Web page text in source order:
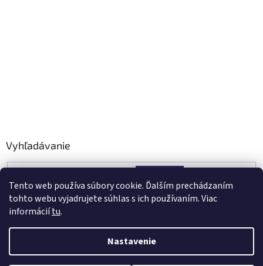
Tento web používa súbory cookie. Ďalším prechádzaním
tohto webu vyjadrujete súhlas s ich používaním. Viac
informáciítu.
Nastavenie
ZASIELAME KURIÉROM ALEBO OSOBNÝ ODBER NA
Vyhľadávanie
Vytvoril Shoptet